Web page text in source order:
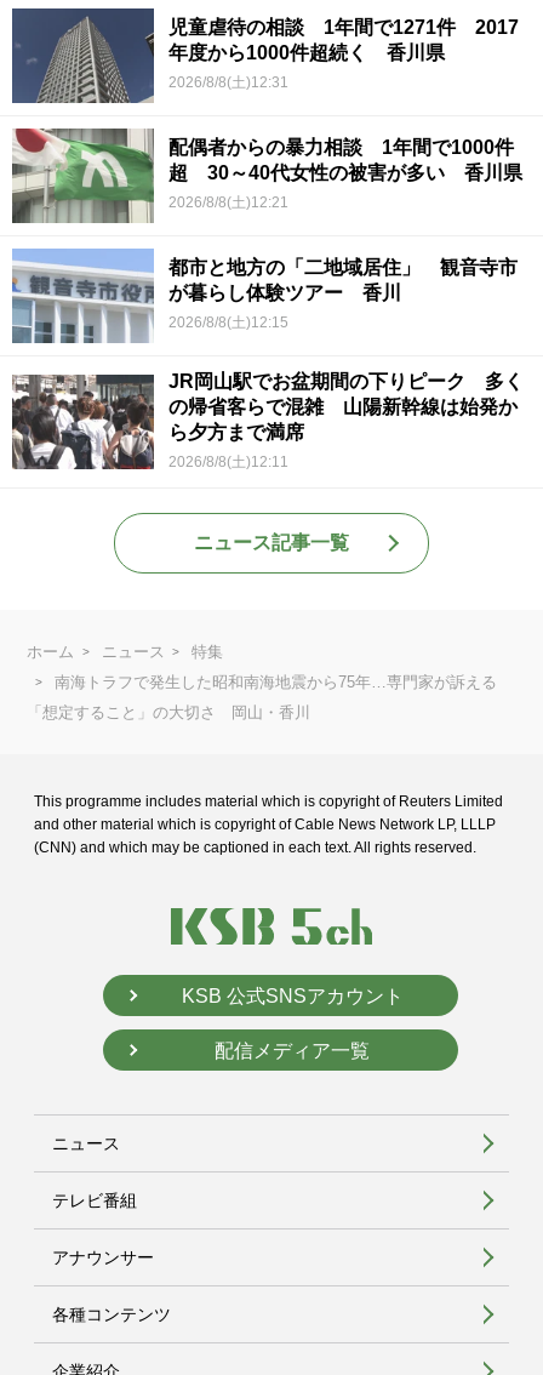
児童虐待の相談 1年間で1271件 2017
年度から1000件超続く 香川県
2026/8/8(土)12:31
配偶者からの暴力相談 1年間で1000件
超 30～40代女性の被害が多い 香川県
2026/8/8(土)12:21
都市と地方の「二地域居住」 観音寺市
が暮らし体験ツアー 香川
2026/8/8(土)12:15
JR岡山駅でお盆期間の下りピーク 多く
の帰省客らで混雑 山陽新幹線は始発か
ら夕方まで満席
2026/8/8(土)12:11
ニュース記事一覧
ホーム ニュース
特集
南海トラフで発生した昭和南海地震から75年…専門家が訴える
「想定すること」の大切さ 岡山・香川
This programme includes material which is copyright of Reuters Limited
and other material which is copyright of Cable News Network LP, LLLP
(CNN) and which may be captioned in each text. All rights reserved.
KSB 公式SNSアカウント
配信メディア一覧
ニュース
テレビ番組
アナウンサー
各種コンテンツ